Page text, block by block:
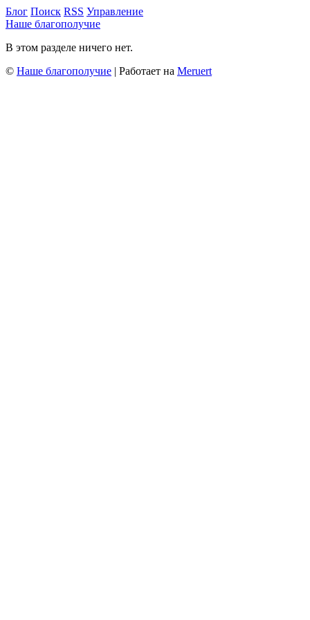
Блог Поиск RSS Управление
Наше благополучие
В этом разделе ничего нет.
© Наше благополучие | Работает на Meruert